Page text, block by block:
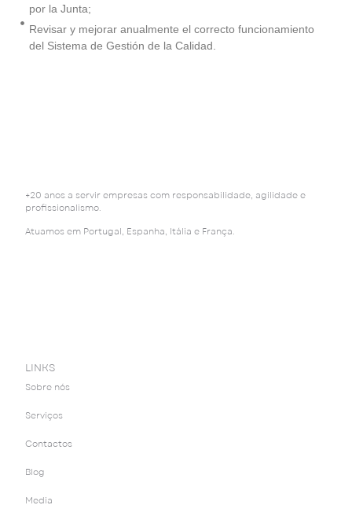
por la Junta;
Revisar y mejorar anualmente el correcto funcionamiento
del Sistema de Gestión de la Calidad.
+20 anos a servir empresas com responsabilidade, agilidade e
profissionalismo.
Atuamos em Portugal, Espanha, Itália e França.
LINKS
Sobre nós
Serviços
Contactos
Blog
Media